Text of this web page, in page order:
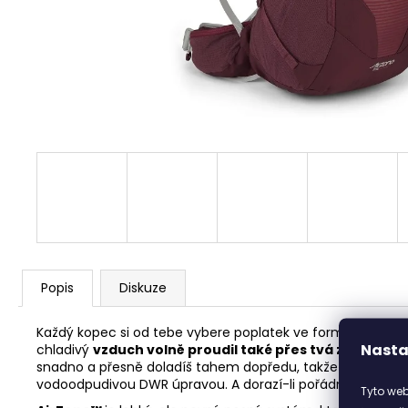
Tyto
Popis Diskuze
Každý kopec si od tebe vybere poplatek ve formě
chladivý vzduch volně proudil také přes tvá záda.
snadno a přesně doladíš tahem dopředu, takže se batoh
vodoodpudivou DWR úpravou. A dorazí-li pořádný